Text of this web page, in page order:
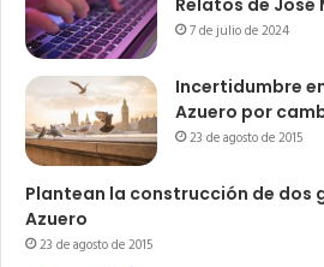
7 de julio de 2024
Incertidumbre
Azuero por
23 de agosto de 2015
Plantean la construcción de dos
Azuero
23 de agosto de 2015